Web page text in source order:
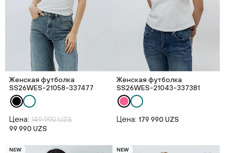
Женская футболка
SS26WES-21058-337477
Цена: 149 990 UZS
99 990 UZS
Женская футболка
SS26WES-21043-337381
Цена: 179 990 UZS
NEW NEW